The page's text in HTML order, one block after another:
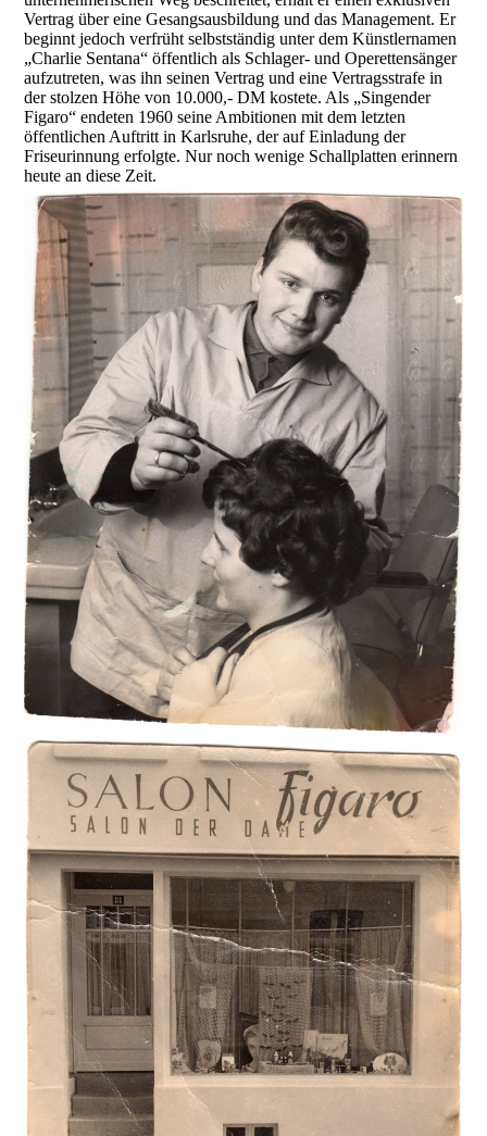
Vertrag über eine Gesangsausbildung und das Management. Er
beginnt jedoch verfrüht selbstständig unter dem Künstlernamen
„Charlie Sentana“ öffentlich als Schlager- und Operettensänger
aufzutreten, was ihn seinen Vertrag und eine Vertragsstrafe in
der stolzen Höhe von 10.000,- DM kostete. Als „Singender
Figaro“ endeten 1960 seine Ambitionen mit dem letzten
öffentlichen Auftritt in Karlsruhe, der auf Einladung der
Friseurinnung erfolgte. Nur noch wenige Schallplatten erinnern
heute an diese Zeit.